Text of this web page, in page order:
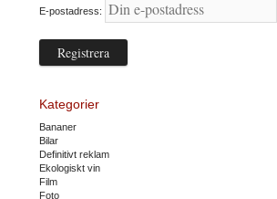
E-postadress:
Kategorier
Bananer
Bilar
Definitivt reklam
Ekologiskt vin
Film
Foto